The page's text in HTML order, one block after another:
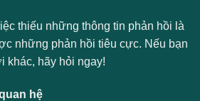
thiếu những thông tin phản hồi là
những phản hồi tiêu cực. Nếu bạn
khác, hãy hỏi ngay!
hệ